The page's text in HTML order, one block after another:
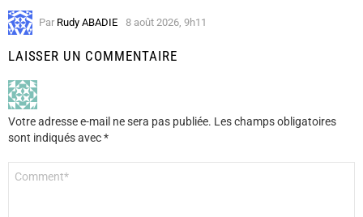
Par Rudy ABADIE 8 août 2026, 9h11
LAISSER UN COMMENTAIRE
Votre adresse e-mail ne sera pas publiée. Les champs obligatoires
sont indiqués avec*